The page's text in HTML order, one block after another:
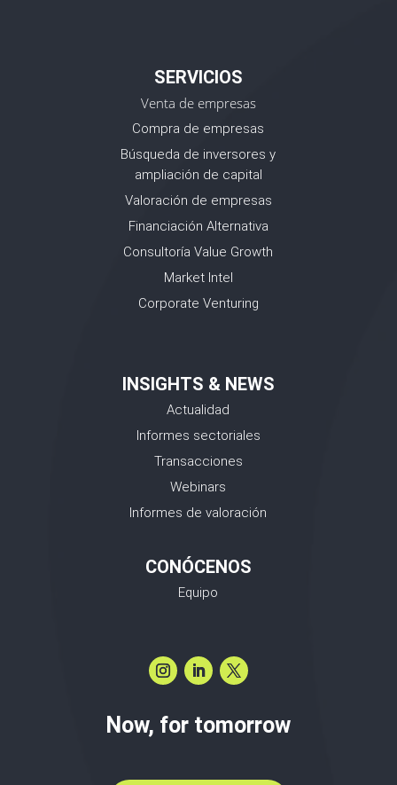
SERVICIOS
Venta de empresas
Compra de empresas
Búsqueda de inversores y
ampliación de capital
Valoración de empresas
Financiación Alternativa
Consultoría Value Growth
Market Intel
Corporate Venturing
INSIGHTS & NEWS
Actualidad
Informes sectoriales
Transacciones
Webinars
Informes de valoración
CONÓCENOS
Equipo
Now, for tomorrow